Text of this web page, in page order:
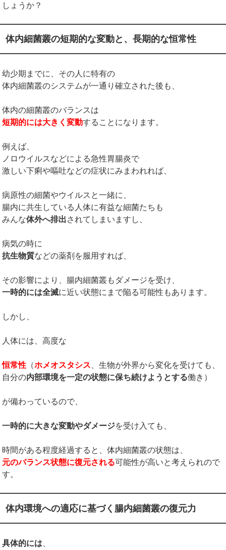
しょうか？
体内細菌叢の短期的な変動と、長期的な恒常性
幼少期までに、その人に特有の
体内細菌叢のシステムが一通り確立された後も、
体内の細菌叢のバランスは
短期的には大きく変動することになります。
例えば、
ノロウイルスなどによる急性胃腸炎で
激しい下痢や嘔吐などの症状にみまわれれば、
病原性の細菌やウイルスと一緒に、
腸内に共生している人体に有益な細菌たちも
みんな体外へ排出されてしまいますし、
病気の時に
抗生物質などの薬剤を服用すれば、
その影響により、腸内細菌叢もダメージを受け、
一時的には全滅に近い状態にまで陥る可能性もあります。
しかし、
人体には、高度な
恒常性 （ホメオスタシス、生物が外界から変化を受けても、
自分の内部環境を一定の状態に保ち続けようとする働き）
が備わっているので、
一時的に大きな変動やダメージを受け入ても、
時間がある程度経過すると、体内細菌叢の状態は、
元のバランス状態に復元される可能性が高いと考えられので
す。
体内環境への適応に基づく腸内細菌叢の復元力
具体的には